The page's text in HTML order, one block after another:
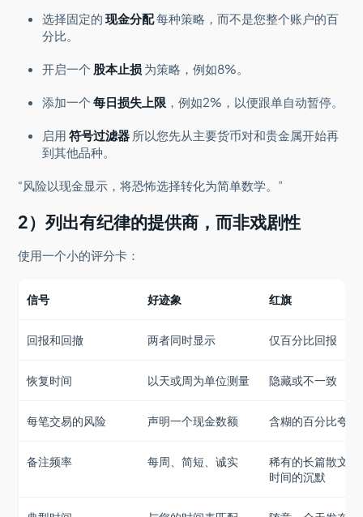
选择固定的现金分配每种策略，而不是您整个账户的百
分比。
开启一个 股本止损 为策略，例如8%。
添加一个每日损失上限 ，例如2%，以便跟单自动暂停。
启用符号过滤器 所以您先从主要货币对和贵金属开始再
到其他品种。
“风险以现金显示，将恐怖选择转化为简单数学。”
2）列出有纪律的提供商，而非戏剧性
使用一个小的评分卡：
信号 好迹象 红旗
回报和回撤 两者同时显示 仅百分比回报
恢复时间 以天或周为单位测量 隐藏或不一致
每笔交易的风险 声明一个现金数额 含糊的百分比夸耀
备注频率 每周、简短、诚实
稀有的长篇散文，
时间的沉默